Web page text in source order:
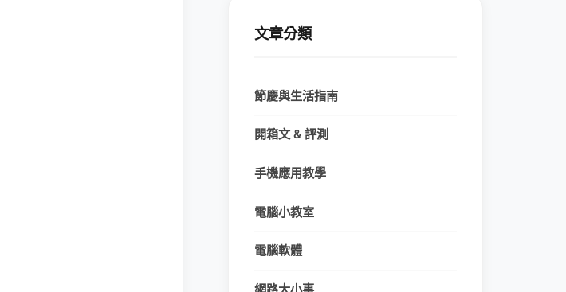
文章分類
節慶與生活指南
開箱文 & 評測
手機應用教學
電腦小教室
電腦軟體